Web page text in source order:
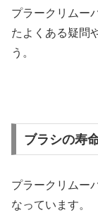
プラークリムー
たよくある疑問
う。
ブラシの寿
プラークリムー
なっています。